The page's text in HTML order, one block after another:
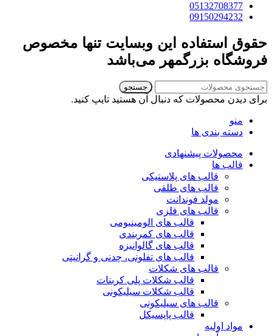
05132708377
09150294232
حقوق استفاده این وبسایت تنها مخصوص
فروشگاه بزرگمهر می‌باشد
جستجو
برای دیدن محصولات که دنبال آن هستید تایپ کنید.
منو
دسته بندی ها
محصولات پیشنهادی
قالب ها
قالب های پلاستیکی
قالب های طلقی
مولد فوندانت
قالب های فلزی
قالب های الومینیومی
قالب های کمربندی
قالب های گالوانیزه
قالب های تفلونی، چدنی و گرانیتی
قالب های شکلات
قالب شکلات پلی کربنات
قالب شکلات سیلیکونی
قالب های سیلیکونی
قالب پاپسیکل
مواد اولیه